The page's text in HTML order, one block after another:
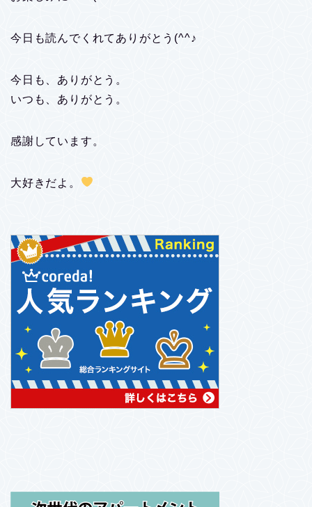
今日も読んでくれてありがとう(^^♪
今日も、ありがとう。
いつも、ありがとう。
感謝しています。
大好きだよ。